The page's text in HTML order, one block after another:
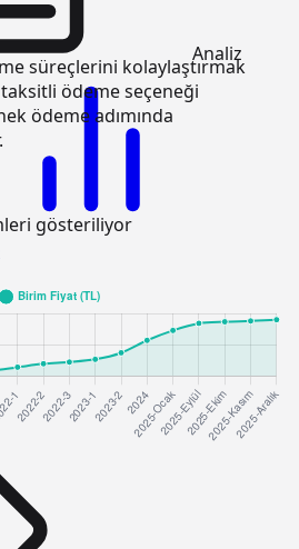
süreçlerini kolaylaştırmak
ödeme seçeneği
ödeme adımında
gösteriliyor
Analiz